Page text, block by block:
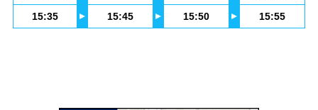
15:35 15:45 15:50 15:55